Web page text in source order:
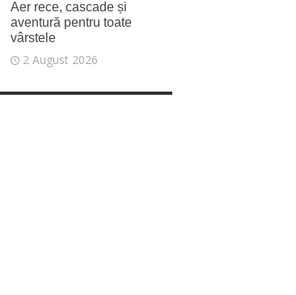
Aer rece, cascade și
aventură pentru toate
vârstele
2 August 2026